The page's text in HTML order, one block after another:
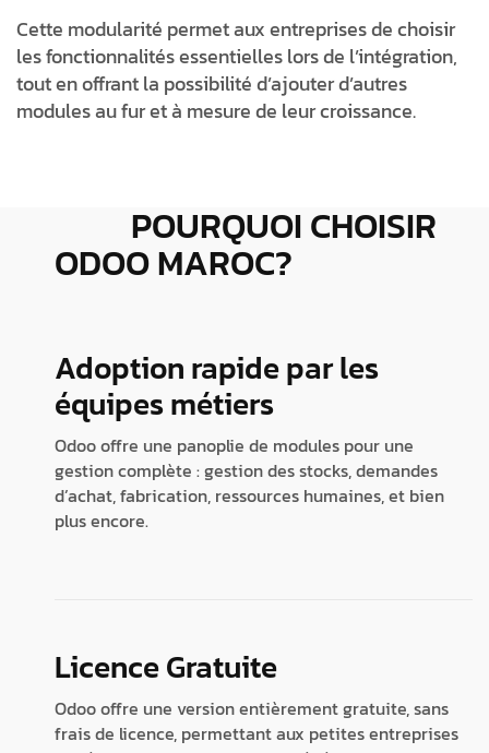
Cette modularité permet aux entreprises de choisir
les fonctionnalités essentielles lors de l’intégration,
tout en offrant la possibilité d’ajouter d’autres
modules au fur et à mesure de leur croissance.
POURQUOI CHOISIR
ODOO MAROC?
Adoption rapide par les
équipes métiers
Odoo offre une panoplie de modules pour une
gestion complète : gestion des stocks, demandes
d’achat, fabrication, ressources humaines, et bien
plus encore.
Licence Gratuite
Odoo offre une version entièrement gratuite, sans
frais de licence, permettant aux petites entreprises